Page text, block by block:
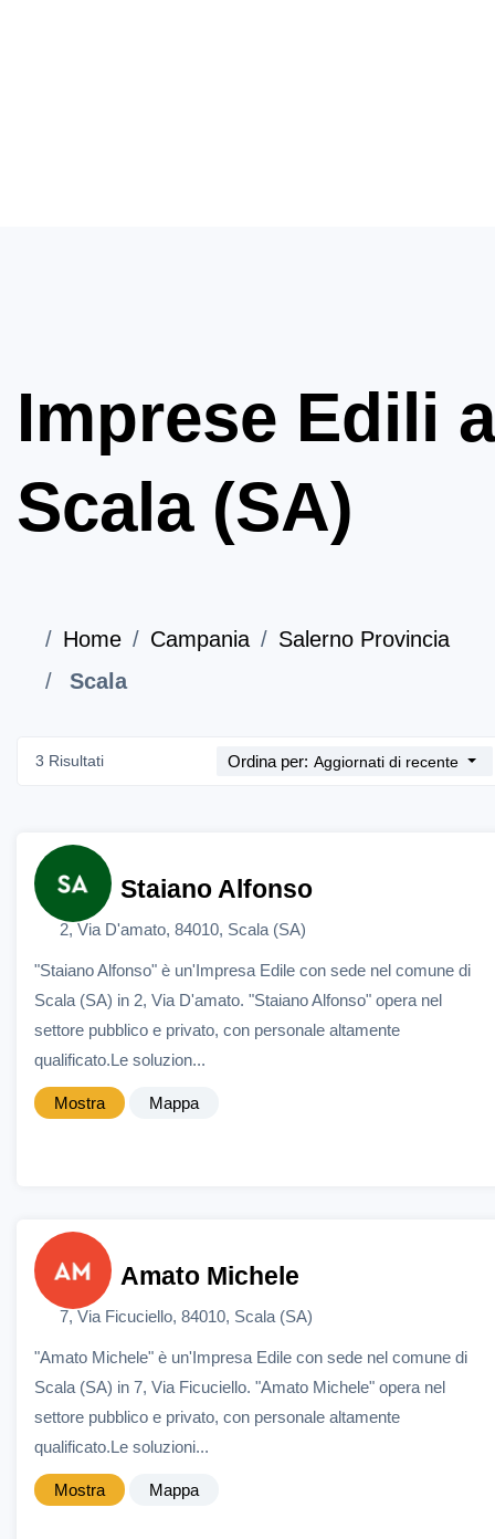
Imprese Edili a
Scala (SA)
Home Campania
Salerno Provincia
Scala
3 Risultati Ordina per: Aggiornati di recente
Staiano Alfonso
2, Via D'amato, 84010, Scala (SA)
"Staiano Alfonso" è un'Impresa Edile con sede nel comune di
Scala (SA) in 2, Via D'amato. "Staiano Alfonso" opera nel
settore pubblico e privato, con personale altamente
qualificato.Le soluzion...
Mostra Mappa
Amato Michele
7, Via Ficuciello, 84010, Scala (SA)
"Amato Michele" è un'Impresa Edile con sede nel comune di
Scala (SA) in 7, Via Ficuciello. "Amato Michele" opera nel
settore pubblico e privato, con personale altamente
qualificato.Le soluzioni...
Mostra Mappa